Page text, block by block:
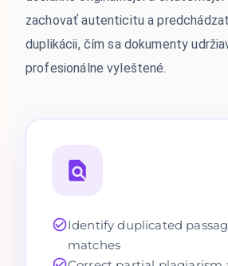
zachovať autenticitu a
duplikácii, čím sa dokumenty
profesionálne vyleštené.
Identify duplicated
matches